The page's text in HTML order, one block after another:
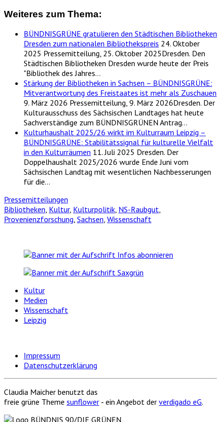
Weiteres zum Thema:
BÜNDNISGRÜNE gratulieren den Städtischen Bibliotheken
Dresden zum nationalen Bibliothekspreis 24. Oktober
2025 Pressemitteilung, 25. Oktober 2025Dresden. Den
Städtischen Bibliotheken Dresden wurde heute der Preis
"Bibliothek des Jahres…
Stärkung der Bibliotheken in Sachsen – BÜNDNISGRÜNE:
Mitverantwortung des Freistaates ist mehr als Zuschauen
9. März 2026 Pressemitteilung, 9. März 2026Dresden. Der
Kulturausschuss des Sächsischen Landtages hat heute
Sachverständige zum BÜNDNISGRÜNEN Antrag…
Kulturhaushalt 2025/26 wirkt im Kulturraum Leipzig –
BÜNDNISGRÜNE: Stabilitätssignal für kulturelle Vielfalt
in den Kulturräumen 11. Juli 2025 Dresden. Der
Doppelhaushalt 2025/2026 wurde Ende Juni vom
Sächsischen Landtag mit wesentlichen Nachbesserungen
für die…
Pressemitteilungen
Bibliotheken, Kultur, Kulturpolitik, NS-Raubgut,
Provenienzforschung, Sachsen, Wissenschaft
Kultur
Medien
Wissenschaft
Leipzig
Impressum
Datenschutzerklärung
Claudia Maicher benutzt das
freie grüne Theme sunflower ‐ ein Angebot der verdigado eG.